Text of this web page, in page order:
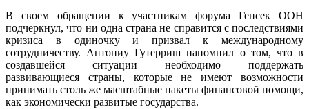
В своем обращении к участникам форума Генсек ООН
подчеркнул, что ни одна страна не справится с последствиями
кризиса в одиночку и призвал к международному
сотрудничеству. Антониу Гутерриш напомнил о том, что в
создавшейся ситуации необходимо поддержать
развивающиеся страны, которые не имеют возможности
принимать столь же масштабные пакеты финансовой помощи,
как экономически развитые государства.